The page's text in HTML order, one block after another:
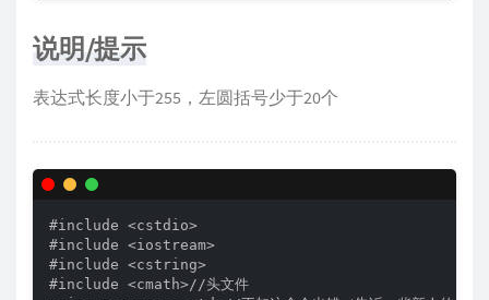
说明/提示
表达式长度小于255，左圆括号少于20个
#include <cstdio>
#include <iostream>
#include <cstring>
#include <cmath>//头文件